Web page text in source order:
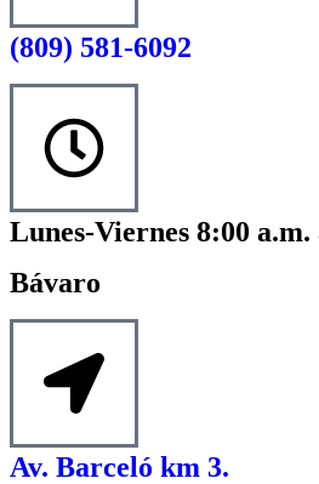
(809) 581-6092
Lunes-Viernes 8:00 a.m.
Bávaro
Av. Barceló km 3.